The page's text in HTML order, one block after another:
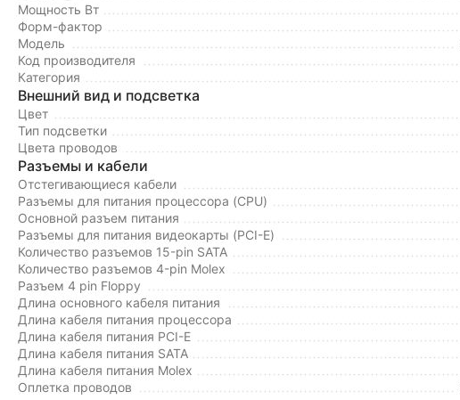
Мощность Вт
Форм-фактор
Модель
Код производителя
Категория
Внешний вид и подсветка
Цвет
Тип подсветки
Цвета проводов
Разъемы и кабели
Отстегивающиеся кабели
Разъемы для питания процессора (CPU)
Основной разъем питания
Разъемы для питания видеокарты (PCI-E)
Количество разъемов 15-pin SATA
Количество разъемов 4-pin Molex
Разъем 4 pin Floppy
Длина основного кабеля питания
Длина кабеля питания процессора
Длина кабеля питания PCI-E
Длина кабеля питания SATA
Длина кабеля питания Molex
Оплетка проводов